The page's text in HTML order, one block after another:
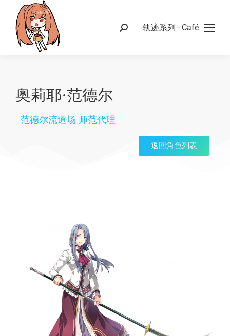
轨迹系列 - Café
奥莉耶·范德尔
范德尔流道场 师范代理
返回角色列表